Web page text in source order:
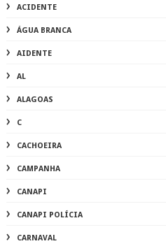
ACIDENTE
ÁGUA BRANCA
AIDENTE
AL
ALAGOAS
C
CACHOEIRA
CAMPANHA
CANAPI
CANAPI POLÍCIA
CARNAVAL